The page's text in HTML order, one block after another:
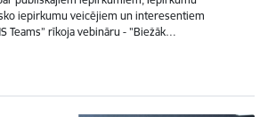
iepirkumu veicējiem un interesentiem
Teams” rīkoja vebināru - "Biežāk…